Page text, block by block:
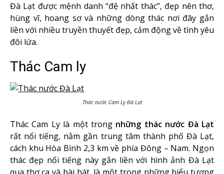
Đà Lạt được mệnh danh “đệ nhất thác”, đẹp nên thơ,
hùng vĩ, hoang sơ và những dòng thác nơi đây gắn
liền với nhiều truyền thuyết đẹp, cảm động về tình yêu
đôi lứa.
Thác Cam ly
Thác nước Cam Ly Đà Lạt
Thác Cam Ly là một trong những thác nước Đà Lạt
rất nổi tiếng, nằm gần trung tâm thành phố Đà Lạt,
cách khu Hòa Bình 2,3 km về phía Đông – Nam. Ngọn
thác đẹp nổi tiếng này gắn liền với hình ảnh Đà Lạt